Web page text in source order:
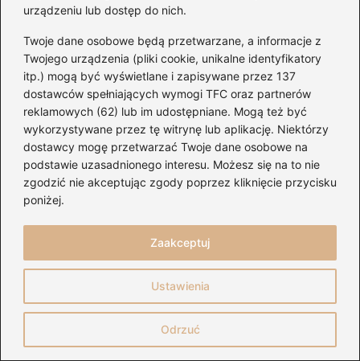
urządzeniu lub dostęp do nich.
Twoje dane osobowe będą przetwarzane, a informacje z
Twojego urządzenia (pliki cookie, unikalne identyfikatory
itp.) mogą być wyświetlane i zapisywane przez 137
dostawców spełniających wymogi TFC oraz partnerów
reklamowych (62) lub im udostępniane. Mogą też być
wykorzystywane przez tę witrynę lub aplikację. Niektórzy
dostawcy mogę przetwarzać Twoje dane osobowe na
podstawie uzasadnionego interesu. Możesz się na to nie
zgodzić nie akceptując zgody poprzez kliknięcie przycisku
poniżej.
Ustawienia
Odrzuć
Zaakceptuj
2026-08-04
Chwyty gitarowe Justina Biebera —
proste akordy na start
2026-08-04